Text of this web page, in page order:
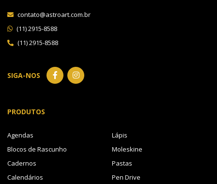
contato@astroart.com.br
(11) 2915-8588
(11) 2915-8588
SIGA-NOS
PRODUTOS
Agendas
Blocos de Rascunho
Cadernos
Calendários
Lápis
Moleskine
Pastas
Pen Drive